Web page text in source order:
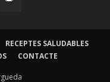
RECEPTES SALUDABLES
CONTACTE